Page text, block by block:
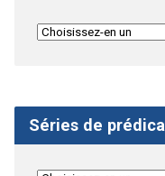
Séries de